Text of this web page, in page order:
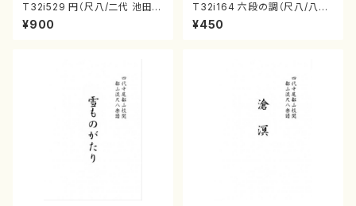
T32i529 円（尺八/二代 池田静
山/楽譜）都山流公刊楽譜曲番:2
238
¥900
T32i164 六段の調（尺八/八橋
検校/楽譜）都山流公刊楽譜曲
番:1016
¥450